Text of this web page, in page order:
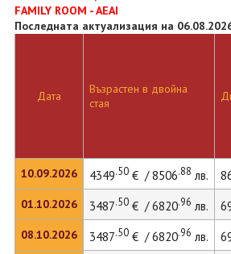
FAMILY ROOM - AEAI
Последната актуализация на
Дата
10.09.2026
01.10.2026
08.10.2026
Възрастен в двойна
стая
4349.50€ / 8506.88 лв.
3487.50€ / 6820.96 лв.
3487.50€ / 6820.96 лв.